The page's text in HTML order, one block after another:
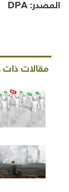
المصدر: DPA
مقالات